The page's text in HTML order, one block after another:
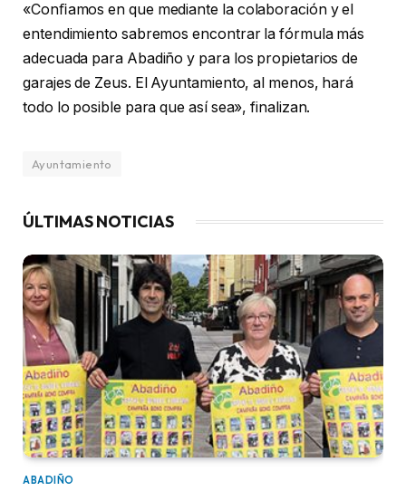
«Conﬁamos en que mediante la colaboración y el
entendimiento sabremos encontrar la fórmula más
adecuada para Abadiño y para los propietarios de
garajes de Zeus. El Ayuntamiento, al menos, hará
todo lo posible para que así sea», finalizan.
Ayuntamiento
ÚLTIMAS NOTICIAS
ABADIÑO